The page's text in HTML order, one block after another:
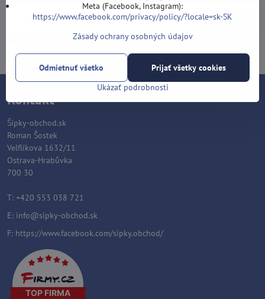
Odoberať
Kontakt
Šípky-obchod.sk
Roman Šostek
Velflíkova 1632/11
Ostrava-Hrabůvka
700 30
T: +420 553 038 721
E: info@sipky-obchod.sk
F: https://www.facebook.com/sipky.obchod/
Meta (Facebook, Instagram):
https://www.facebook.com/privacy/policy/?locale=sk-SK
Zásady ochrany osobných údajov
Ukázať podrobnosti
Prijať všetky cookies
Odmietnuť všetko